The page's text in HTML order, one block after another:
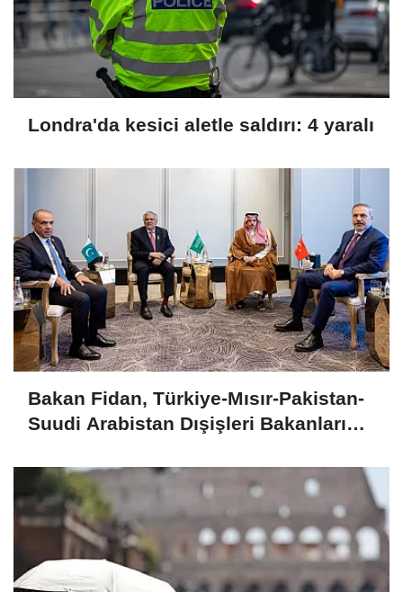
Londra'da kesici aletle saldırı: 4 yaralı
Bakan Fidan, Türkiye-Mısır-Pakistan-
Suudi Arabistan Dışişleri Bakanları